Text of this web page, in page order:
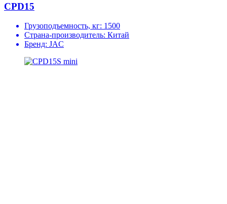
CPD15
Грузоподъемность, кг: 1500
Страна-производитель: Китай
Бренд: JAC